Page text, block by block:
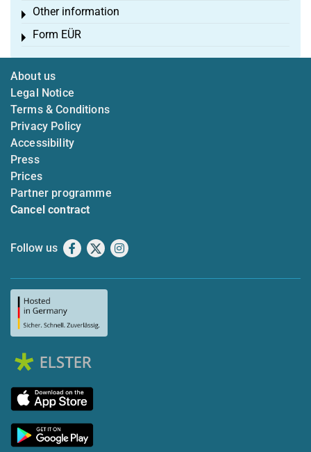
Other information
Toggle menu
Form EÜR
Toggle menu
About us
Legal Notice
Terms & Conditions
Privacy Policy
Accessibility
Press
Prices
Partner programme
Cancel contract
Follow us Facebook
X Instagram